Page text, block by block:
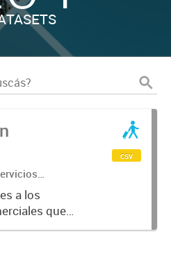
a los
que
de
csv